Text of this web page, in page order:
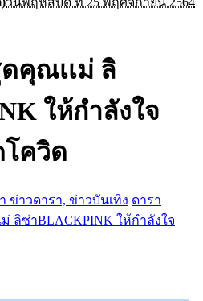
คุณเเม่ ลิ
ให้กำลังใจ
ควิด
ข่าวดารา, ข่าวบันเทิง ดารา
ลิซ่าBLACKPINK ให้กำลังใจ